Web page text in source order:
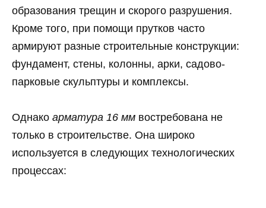
образования трещин и скорого разрушения.
Кроме того, при помощи прутков часто
армируют разные строительные конструкции:
фундамент, стены, колонны, арки, садово-
парковые скульптуры и комплексы.
Однако арматура 16 мм востребована не
только в строительстве. Она широко
используется в следующих технологических
процессах: